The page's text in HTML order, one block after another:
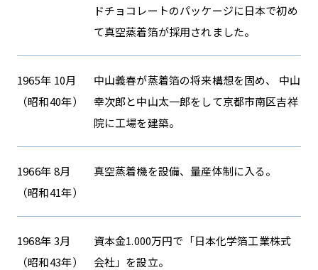
ドチョコレートのパッケージに日本で初め
て真空蒸着箔が採用されました。
1965年 10月
（昭和40年）
中山義春が蒸着箔の将来構想を固め、 中山
幸次郎と中山太一郎をして京都市南区吉祥
院に工場を建築。
1966年 8月
（昭和41年）
真空蒸着機を設備、量産体制に入る。
1968年 3月
（昭和43年）
資本金1.000万円で「日本化学箔工業株式
会社」を設立。